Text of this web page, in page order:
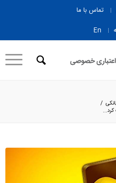
تماس با ما
En
/